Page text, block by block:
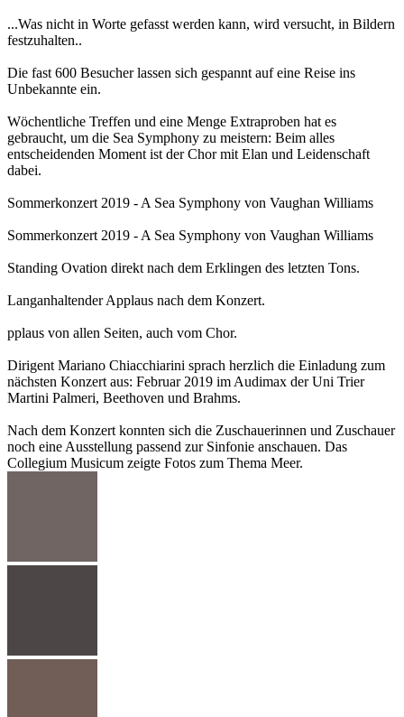
...Was nicht in Worte gefasst werden kann, wird versucht, in Bildern
festzuhalten..
Die fast 600 Besucher lassen sich gespannt auf eine Reise ins
Unbekannte ein.
Wöchentliche Treffen und eine Menge Extraproben hat es
gebraucht, um die Sea Symphony zu meistern: Beim alles
entscheidenden Moment ist der Chor mit Elan und Leidenschaft
dabei.
Sommerkonzert 2019 - A Sea Symphony von Vaughan Williams
Sommerkonzert 2019 - A Sea Symphony von Vaughan Williams
Standing Ovation direkt nach dem Erklingen des letzten Tons.
Langanhaltender Applaus nach dem Konzert.
pplaus von allen Seiten, auch vom Chor.
Dirigent Mariano Chiacchiarini sprach herzlich die Einladung zum
nächsten Konzert aus: Februar 2019 im Audimax der Uni Trier
Martini Palmeri, Beethoven und Brahms.
Nach dem Konzert konnten sich die Zuschauerinnen und Zuschauer
noch eine Ausstellung passend zur Sinfonie anschauen. Das
Collegium Musicum zeigte Fotos zum Thema Meer.